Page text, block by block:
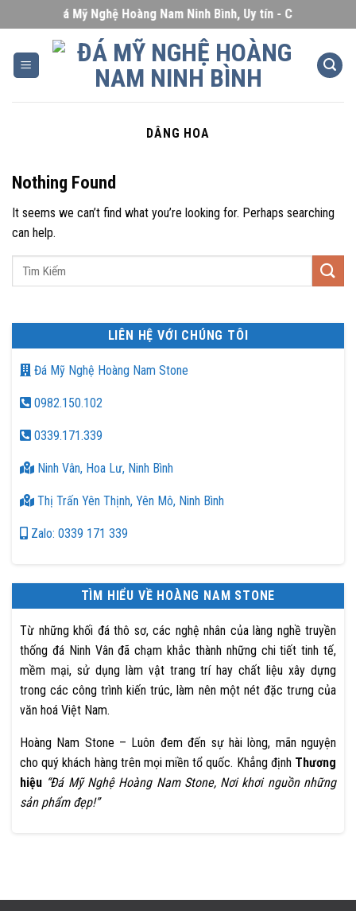
to
content
Đá Mỹ Nghệ Hoàng Nam Ninh Bình, Uy tín - Chất lượng -
DÂNG HOA
LIÊN HỆ VỚI CHÚNG TÔI
Đá Mỹ Nghệ Hoàng Nam Stone
0982.150.102
0339.171.339
Ninh Vân, Hoa Lư, Ninh Bình
Thị Trấn Yên Thịnh, Yên Mô, Ninh Bình
Zalo: 0339 171 339
TÌM HIỂU VỀ HOÀNG NAM STONE
Từ những khối đá thô sơ, các nghệ nhân của làng nghề truyền
thống đá Ninh Vân đã chạm khắc thành những chi tiết tinh tế,
mềm mại, sử dụng làm vật trang trí hay chất liệu xây dựng
trong các công trình kiến trúc, làm nên một nét đặc trưng của
văn hoá Việt Nam.
Hoàng Nam Stone – Luôn đem đến sự hài lòng, mãn nguyện
cho quý khách hàng trên mọi miền tổ quốc. Khẳng định Thương
hiệu “Đá Mỹ Nghệ Hoàng Nam Stone, Nơi khơi nguồn những
sản phẩm đẹp!”
Nothing Found
It seems we can’t find what you’re looking for. Perhaps searching
can help.